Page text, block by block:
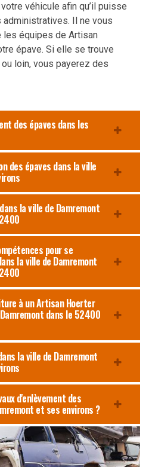
véhicule afin qu’il puisse
Il ne vous
les équipes de Artisan
épave. Si elle se trouve
loin, vous payerez des
des épaves dans les
des épaves dans la ville
la ville de Damremont
pour se
la ville de Damremont
à un Artisan Hoerter
dans le 52400
la ville de Damremont
d'enlèvement des
et ses environs ?